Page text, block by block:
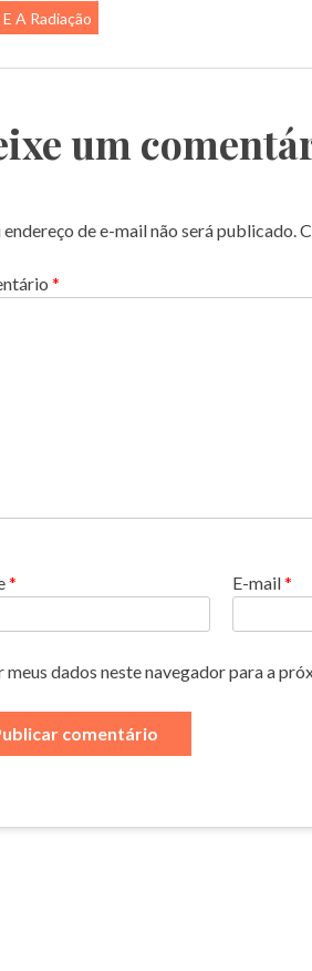
A Radiação
um
endereço de e-mail não será publicado.
*
* E-mail*
meus dados neste navegador para a